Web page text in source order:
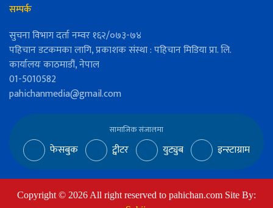
सम्पर्क
सुचना विभाग दर्ता नम्वर १६२/०७३-७४
पहिचान डटकमका लागि, प्रकाशक संस्था : पहिचान मिडिया प्रा. लि.
कार्यालयः काठमाडौं, नेपाल
01-5010582
pahichanmedia@gmail.com
सामाजिक संजालमा
फेसबुक ट्वीटर युट्युब इन्स्टाग्राम
Copyright © 2026 All right reserved to pahichan.com Site By: